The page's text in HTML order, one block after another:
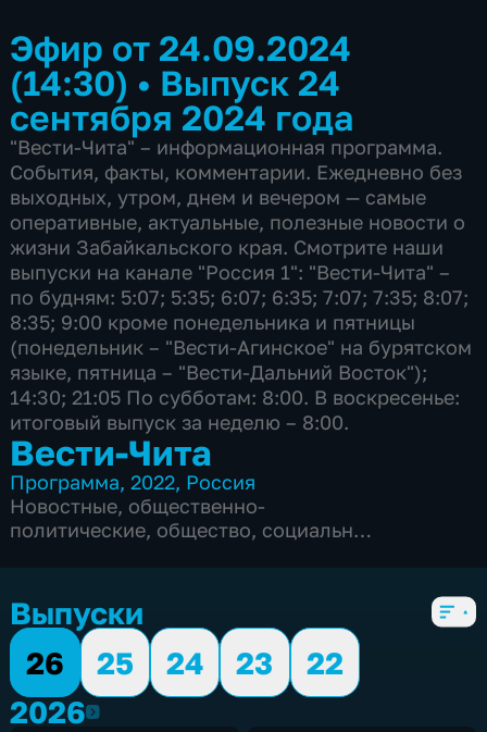
Эфир от 24.09.2024
(14:30) • Выпуск 24
сентября 2024 года
"Вести-Чита" – информационная программа.
События, факты, комментарии. Ежедневно без
выходных, утром, днем и вечером — самые
оперативные, актуальные, полезные новости о
жизни Забайкальского края. Смотрите наши
выпуски на канале "Россия 1": "Вести-Чита" –
по будням: 5:07; 5:35; 6:07; 6:35; 7:07; 7:35; 8:07;
8:35; 9:00 кроме понедельника и пятницы
(понедельник – "Вести-Агинское" на бурятском
языке, пятница – "Вести-Дальний Восток");
14:30; 21:05 По субботам: 8:00. В воскресенье:
итоговый выпуск за неделю – 8:00.
Вести-Чита
Программа,2022, Россия
Новостные, общественно-
политические, общество, социально-
Выпуски
26
25 24 23
22
20262026